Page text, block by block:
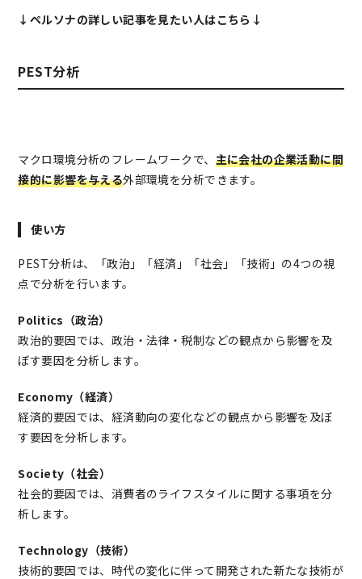
↓ペルソナの詳しい記事を見たい人はこちら↓
PEST分析
マクロ環境分析のフレームワークで、 主に会社の企業活動に間
接的に影響を与える外部環境を分析できます。
使い方
PEST分析は、「政治」「経済」「社会」「技術」の4つの視
点で分析を行います。
Politics（政治）
政治的要因では、政治・法律・税制などの観点から影響を及
ぼす要因を分析します。
Economy（経済）
経済的要因では、経済動向の変化などの観点から影響を及ぼ
す要因を分析します。
Society（社会）
社会的要因では、消費者のライフスタイルに関する事項を分
析します。
Technology（技術）
技術的要因では、時代の変化に伴って開発された新たな技術が